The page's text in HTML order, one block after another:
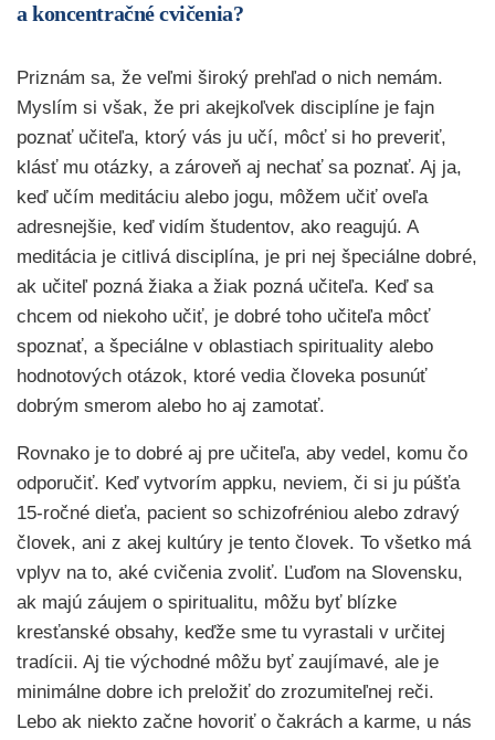
a koncentračné cvičenia?
Priznám sa, že veľmi široký prehľad o nich nemám.
Myslím si však, že pri akejkoľvek disciplíne je fajn
poznať učiteľa, ktorý vás ju učí, môcť si ho preveriť,
klásť mu otázky, a zároveň aj nechať sa poznať. Aj ja,
keď učím meditáciu alebo jogu, môžem učiť oveľa
adresnejšie, keď vidím študentov, ako reagujú. A
meditácia je citlivá disciplína, je pri nej špeciálne dobré,
ak učiteľ pozná žiaka a žiak pozná učiteľa. Keď sa
chcem od niekoho učiť, je dobré toho učiteľa môcť
spoznať, a špeciálne v oblastiach spirituality alebo
hodnotových otázok, ktoré vedia človeka posunúť
dobrým smerom alebo ho aj zamotať.
Rovnako je to dobré aj pre učiteľa, aby vedel, komu čo
odporučiť. Keď vytvorím appku, neviem, či si ju púšťa
15-ročné dieťa, pacient so schizofréniou alebo zdravý
človek, ani z akej kultúry je tento človek. To všetko má
vplyv na to, aké cvičenia zvoliť. Ľuďom na Slovensku,
ak majú záujem o spiritualitu, môžu byť blízke
kresťanské obsahy, keďže sme tu vyrastali v určitej
tradícii. Aj tie východné môžu byť zaujímavé, ale je
minimálne dobre ich preložiť do zrozumiteľnej reči.
Lebo ak niekto začne hovoriť o čakrách a karme, u nás